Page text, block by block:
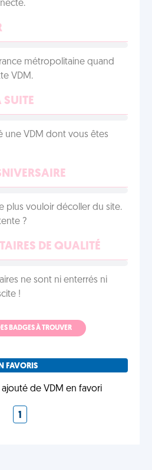
métropolitaine quand
VDM.
SUITE
une VDM dont vous êtes
plus vouloir décoller du site.
?
DE QUALITÉ
ne sont ni enterrés ni
!
BADGES À TROUVER
FAVORIS
de VDM en favori
1